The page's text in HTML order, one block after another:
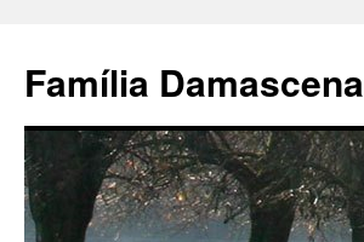
conteúdo
Família Damascena